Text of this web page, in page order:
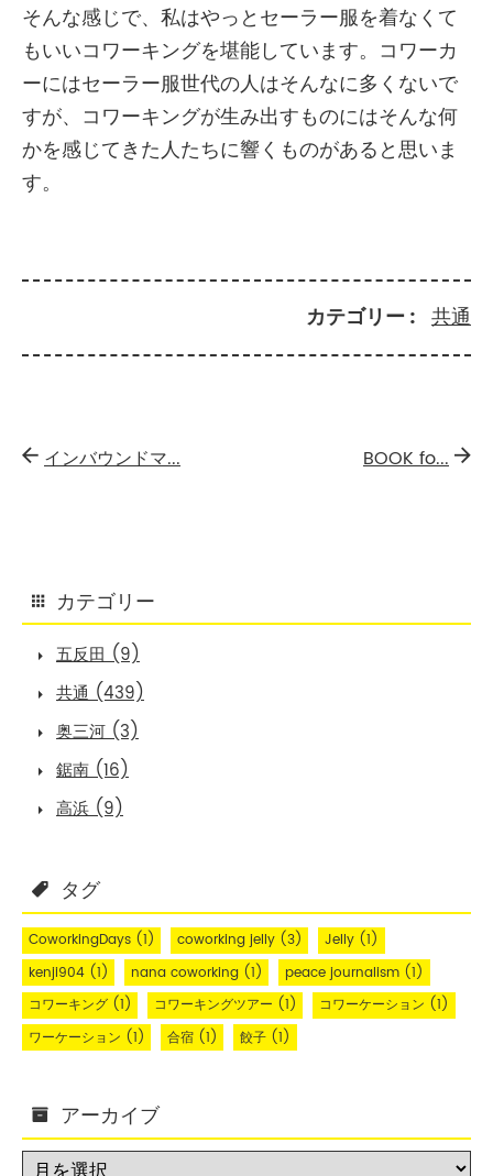
そんな感じで、私はやっとセーラー服を着なくて
もいいコワーキングを堪能しています。コワーカ
ーにはセーラー服世代の人はそんなに多くないで
すが、コワーキングが生み出すものにはそんな何
かを感じてきた人たちに響くものがあると思いま
す。
カテゴリー 共通
インバウンドマ... BOOK fo...
カテゴリー
五反田 (9)
共通 (439)
奥三河 (3)
鋸南 (16)
高浜 (9)
タグ
CoworkingDays(1) coworking jelly(3) Jelly(1)
kenji904(1) nana coworking(1) peace journalism(1)
コワーキング(1) コワーキングツアー (1) コワーケーション (1)
ワーケーション (1) 合宿(1) 餃子(1)
アーカイブ